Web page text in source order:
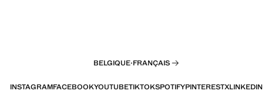
BELGIQUE·FRANÇAIS
INSTAGRAMFACEBOOKYOUTUBETIKTOKSPOTIFYPINTERESTXLINKEDIN